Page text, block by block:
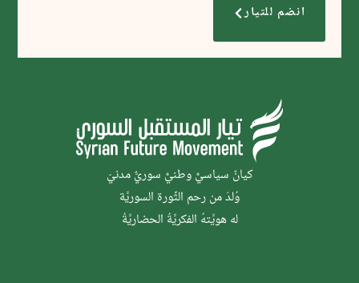
انضم للتيار
كيانٌ سياسيٌّ وطنيٌّ سوريٌّ مدنيّ
وُلدَ من رحم الثَّورة السوريَّة
له هويَّتهُ الفكريَّةُ الحضاريَّةُ